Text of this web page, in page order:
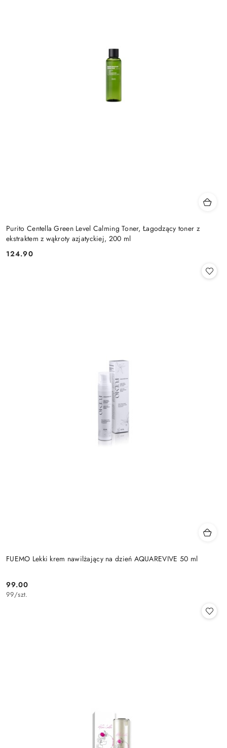
Purito Centella Green Level Calming Toner, Łagodzący toner z
ekstraktem z wąkroty azjatyckiej, 200 ml
Cena:
124.90
FUEMO Lekki krem nawilżający na dzień AQUAREVIVE 50 ml
Cena:
99.00
99/szt.